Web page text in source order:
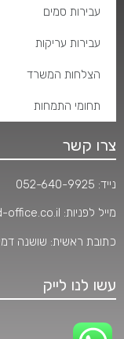
עבירות סמים
עבירות עריקות
הצלחות המשרד
תחומי התמחות
צרו קשר
נייד: 052-640-9925
מייל לפניות: office.co.il
כתובת ראשית: שושנה דמארי 4, קרית
עשו לנו לייק